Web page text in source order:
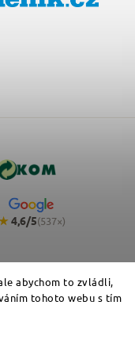
abychom to zvládli,
tohoto webu s tím
★4,6/5(537×)
německá drogerie,